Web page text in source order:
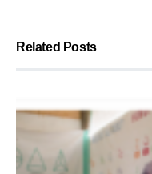
Related Posts